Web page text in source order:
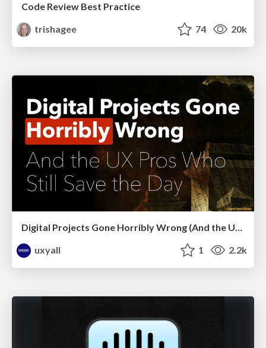
Code Review Best Practice
trishagee
74 20k
Digital Projects Gone Horribly Wrong (And the UX Pros Who Still Save the Day) - Dean Schuster
uxyall
1 2.2k